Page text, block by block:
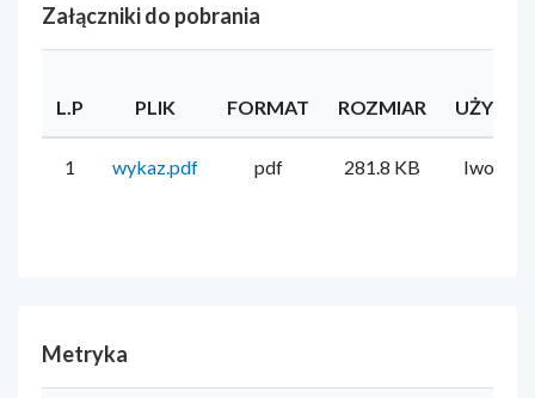
Załączniki do pobrania
L.P PLIK FORMAT ROZMIAR
1 wykaz.pdf pdf 281.8 KB Iwona
Metryka